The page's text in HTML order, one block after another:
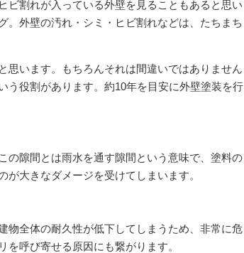
ビ割れが入っている外壁を見ることもあると思い
。外壁の汚れ・シミ・ヒビ割れなどは、たちまち
思います。もちろんそれは間違いではありません
う役割があります。約10年を目安に外壁塗装を行
の隙間とは雨水を通す隙間という意味で、塗料の
大きなダメージを受けてしまいます。
物全体の耐久性が低下してしまうため、非常に危
呼び寄せる原因にも繋がります。